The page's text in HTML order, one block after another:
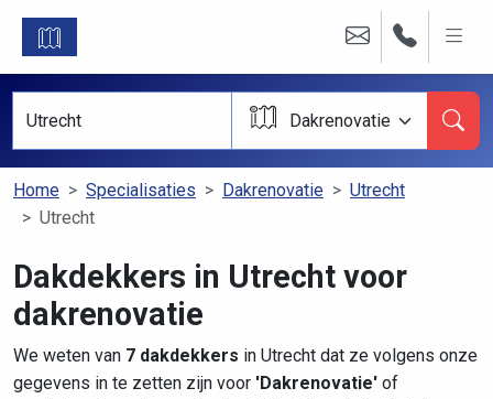
Dakrenovatie
Home Specialisaties Dakrenovatie
Utrecht
Utrecht
Dakdekkers in Utrecht voor
dakrenovatie
We weten van 7 dakdekkers in Utrecht dat ze volgens onze
gegevens in te zetten zijn voor 'Dakrenovatie' of